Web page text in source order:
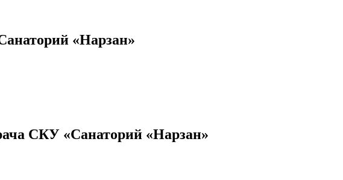
«Нарзан»
СКУ «Санаторий «Нарзан»